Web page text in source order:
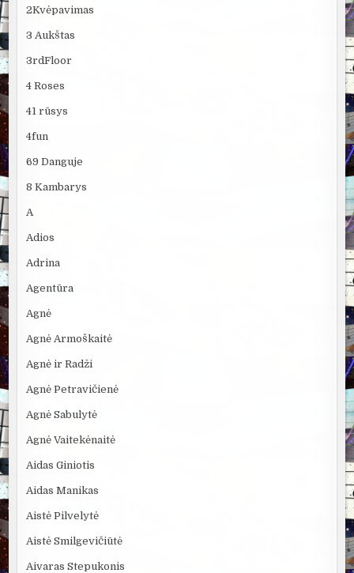
2Kvėpavimas
3 Aukštas
3rdFloor
4 Roses
41 rūsys
4fun
69 Danguje
8 Kambarys
A
Adios
Adrina
Agentūra
Agnė
Agnė Armoškaitė
Agnė ir Radži
Agnė Petravičienė
Agnė Sabulytė
Agnė Vaitekėnaitė
Aidas Giniotis
Aidas Manikas
Aistė Pilvelytė
Aistė Smilgevičiūtė
Aivaras Stepukonis